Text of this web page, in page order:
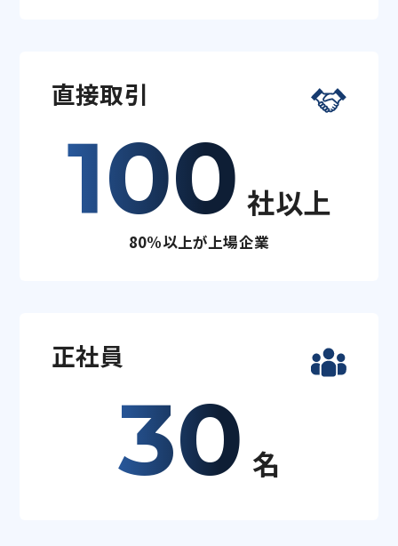
直接取引
100 社以上
80%以上が上場企業
正社員
30 名